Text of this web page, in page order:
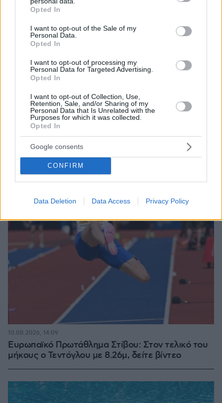
grant or deny consent to Google and its third-party tags to
use your data for below specified purposes in below Google
consent section.
Opted In
I want to opt-out of the Sale of my
Personal Data.
Opted In
I want to opt-out of processing my
Personal Data for Targeted Advertising.
Opted In
I want to opt-out of Collection, Use,
Retention, Sale, and/or Sharing of my
Personal Data that Is Unrelated with the
Purposes for which it was collected.
Opted In
Google consents
CONFIRM
Data Deletion Data Access Privacy Policy
Forbes: Οι καλύτεροι προορισμοί στον κόσμο για
να ζήσεις μετά την σύνταξη, ανάμεσά τους και
τέσσερις πόλεις της Ελλάδας
10.08.2026, 11:37
Ευρωπαϊκό Πρωτάθλημα Στίβου: Στον τελικό του
μήκους ο Τεντόγλου με 8.26μ, δείτε βίντεο
10.08.2026, 14:09